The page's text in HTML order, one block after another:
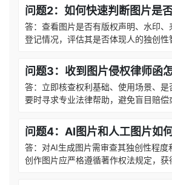
问题2：如何快速判断图片是
答：查看图片是否有版权声明、水印、
登记情况，评估其是否体现人的独创性
问题3：收到图片侵权律师函
答：立即核查权利基础、使用场景、
要时寻求专业法律帮助，避免盲目赔偿
问题4：AI图片和人工图片如
答：对AI生成图片需审查其独创性程度
创作图片应严格遵循著作权法规定，获